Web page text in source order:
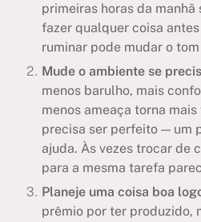
primeiras horas da manhã
fazer qualquer coisa
ruminar pode mudar o
Mude o ambiente se
menos barulho, mais
menos ameaça torna
precisa ser perfeito — um
ajuda. Às vezes trocar de
para a mesma tarefa
Planeje uma coisa boa
prêmio por ter produzido,